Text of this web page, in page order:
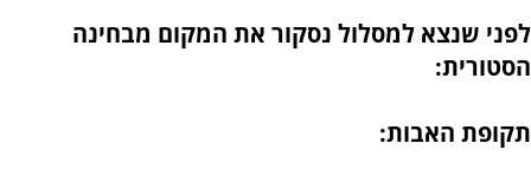
לפני שנצא למסלול נסקור את המקום מבחינה
הסטורית:
תקופת האבות: